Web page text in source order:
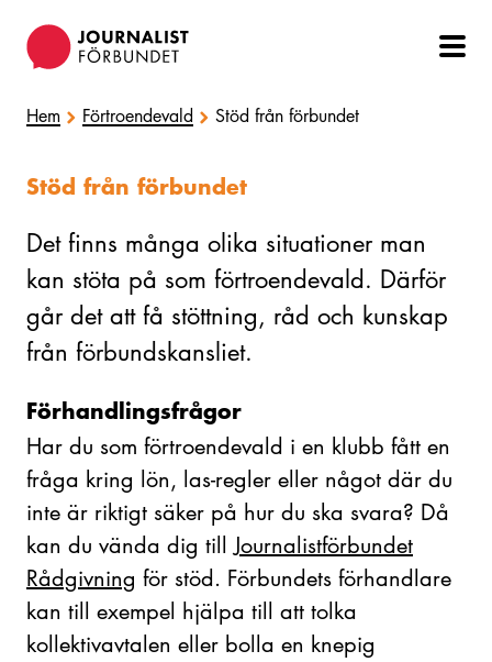
Hem Förtroendevald Stöd från förbundet
Stöd från förbundet
Det finns många olika situationer man
kan stöta på som förtroendevald. Därför
går det att få stöttning, råd och kunskap
från förbundskansliet.
Förhandlingsfrågor
Har du som förtroendevald i en klubb fått en
fråga kring lön, las-regler eller något där du
inte är riktigt säker på hur du ska svara? Då
kan du vända dig tillJournalistförbundet
Rådgivning för stöd. Förbundets förhandlare
kan till exempel hjälpa till att tolka
kollektivavtalen eller bolla en knepig